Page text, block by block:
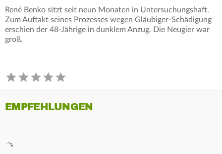
René Benko sitzt seit neun Monaten in Untersuchungshaft.
Zum Auftakt seines Prozesses wegen Gläubiger-Schädigung
erschien der 48-Jährige in dunklem Anzug. Die Neugier war
groß.
EMPFEHLUNGEN